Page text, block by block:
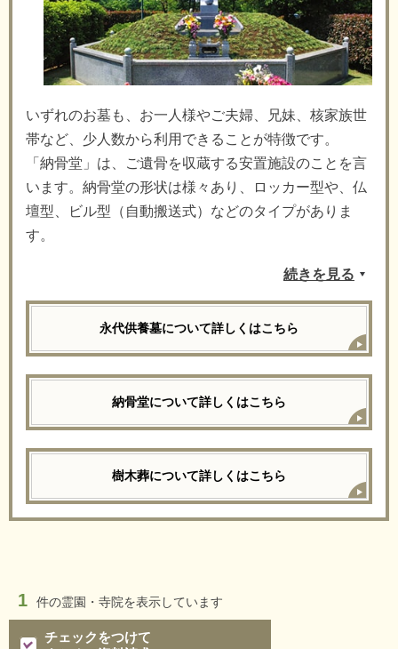
いずれのお墓も、お一人様やご夫婦、兄妹、核家族世
帯など、少人数から利用できることが特徴です。
「納骨堂」は、ご遺骨を収蔵する安置施設のことを言
います。納骨堂の形状は様々あり、ロッカー型や、仏
壇型、ビル型（自動搬送式）などのタイプがありま
す。
続きを見る
永代供養墓について詳しくはこちら
納骨堂について詳しくはこちら
樹木葬について詳しくはこちら
1 件の霊園・寺院を表示しています
チェックをつけて